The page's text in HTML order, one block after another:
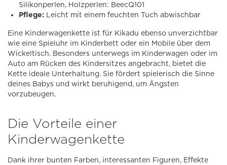
Silikonperlen, Holzperlen: BeecQ101
Pflege: Leicht mit einem feuchten Tuch abwischbar
Eine Kinderwagenkette ist für Kikadu ebenso unverzichtbar
wie eine Spieluhr im Kinderbett oder ein Mobile über dem
Wickeltisch. Besonders unterwegs im Kinderwagen oder im
Auto am Rücken des Kindersitzes angebracht, bietet die
Kette ideale Unterhaltung. Sie fördert spielerisch die Sinne
deines Babys und wirkt beruhigend, um Ängsten
vorzubeugen.
Die Vorteile einer
Kinderwagenkette
Dank ihrer bunten Farben, interessanten Figuren, Effekte